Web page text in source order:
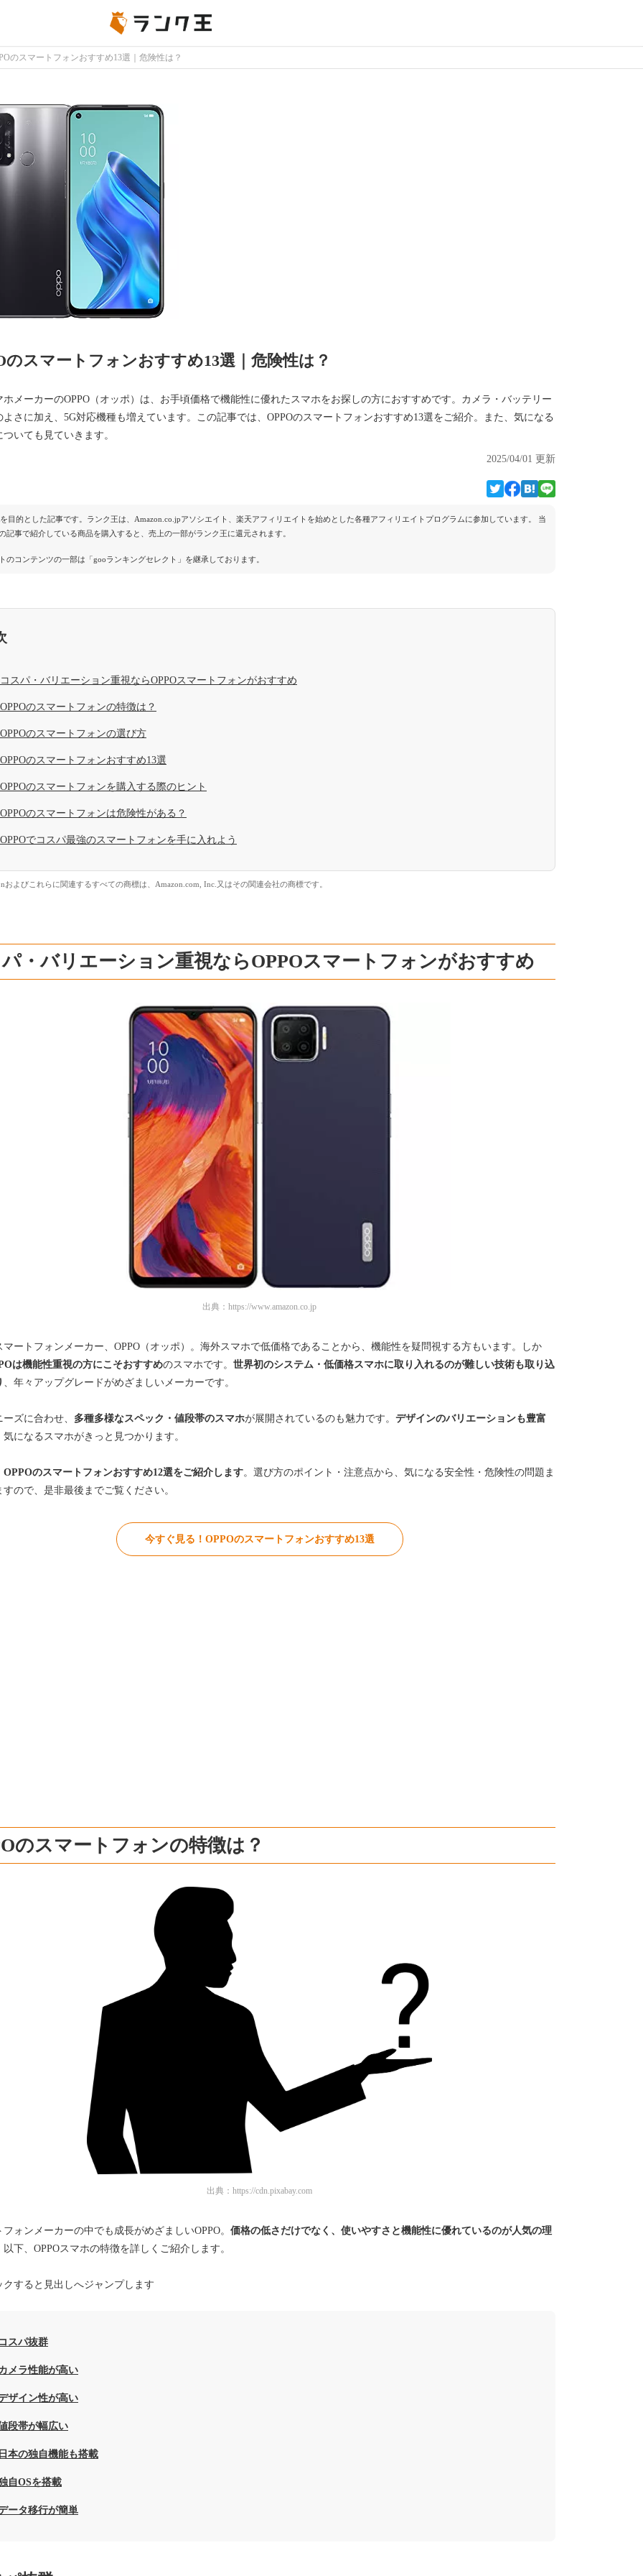
のスマートフォンおすすめ13選｜危険性は？
のスマートフォンおすすめ13選｜危険性は？
ホメーカーのOPPO（オッポ）は、お手頃価格で機能性に優れたスマホをお探しの方におすすめです。カメラ・バッテリー
よさに加え、5G対応機種も増えています。この記事では、OPPOのスマートフォンおすすめ13選をご紹介。また、気になる
いても見ていきます。
2025/04/01 更新
目的とした記事です。ランク王は、Amazon.co.jpアソシエイト、楽天アフィリエイトを始めとした各種アフィリエイトプログラムに参加しています。 当
記事で紹介している商品を購入すると、売上の一部がランク王に還元されます。
のコンテンツの一部は「gooランキングセレクト」を継承しております。
コスパ・バリエーション重視ならOPPOスマートフォンがおすすめ
OPPOのスマートフォンの特徴は？
OPPOのスマートフォンの選び方
OPPOのスマートフォンおすすめ13選
OPPOのスマートフォンを購入する際のヒント
OPPOのスマートフォンは危険性がある？
OPPOでコスパ最強のスマートフォンを手に入れよう
およびこれらに関連するすべての商標は、Amazon.com, Inc.又はその関連会社の商標です。
・バリエーション重視ならOPPOスマートフォンがおすすめ
出典： https://www.amazon.co.jp
マートフォンメーカー、OPPO（オッポ）。海外スマホで低価格であることから、機能性を疑問視する方もいます。しか
は機能性重視の方にこそおすすめのスマホです。 世界初のシステム・低価格スマホに取り入れるのが難しい技術も取り込
、年々アップグレードがめざましいメーカーです。
ズに合わせ、 多種多様なスペック・値段帯のスマホが展開されているのも魅力です。 デザインのバリエーションも豊富
気になるスマホがきっと見つかります。
OPPOのスマートフォンおすすめ12選をご紹介します。選び方のポイント・注意点から、気になる安全性・危険性の問題ま
すので、是非最後までご覧ください。
今すぐ見る！OPPOのスマートフォンおすすめ13選
のスマートフォンの特徴は？
出典： https://cdn.pixabay.com
ォンメーカーの中でも成長がめざましいOPPO。 価格の低さだけでなく、使いやすさと機能性に優れているのが人気の理
以下、OPPOスマホの特徴を詳しくご紹介します。
すると見出しへジャンプします
スパ抜群
メラ性能が高い
ザイン性が高い
段帯が幅広い
本の独自機能も搭載
自OSを搭載
ータ移行が簡単